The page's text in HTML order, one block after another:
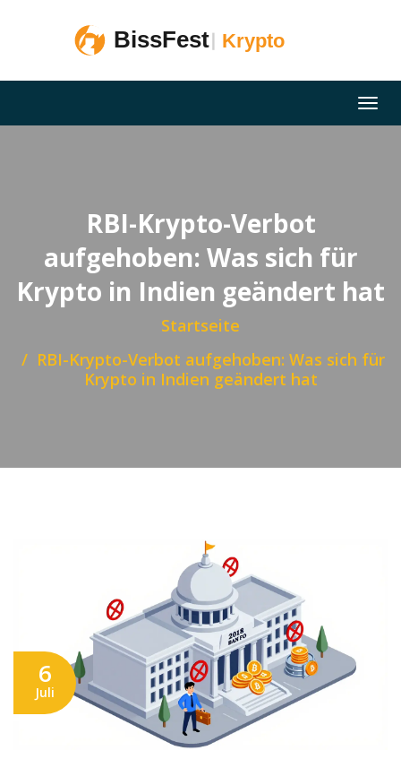
RBI-Krypto-Verbot
aufgehoben: Was sich für
Krypto in Indien geändert hat
Startseite
RBI-Krypto-Verbot aufgehoben: Was sich für
Krypto in Indien geändert hat
6
Juli